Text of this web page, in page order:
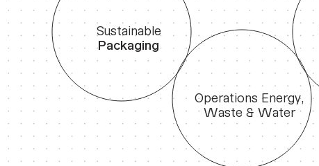
Sustainable
Packaging
Operations Energy,
Waste & Water